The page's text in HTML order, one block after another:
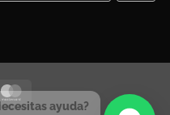
ayuda?